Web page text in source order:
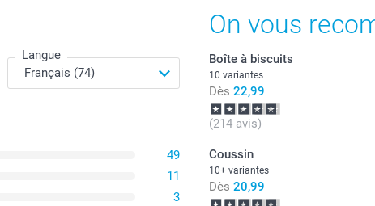
Langue
49
11
3
On vous
Boîte à biscuits
10 variantes
Dès 22,99
(214 avis)
Coussin
10+ variantes
Dès 20,99